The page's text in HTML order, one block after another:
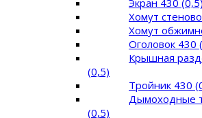
Хомут
Хомут
Оголовок 430
Крышная
(0,5)
Тройник 430
Дымоходные
(0,5)